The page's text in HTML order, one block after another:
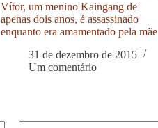
Vítor, um menino Kaingang de
apenas dois anos, é assassinado
enquanto era amamentado pela mãe
31 de dezembro de 2015
Um comentário